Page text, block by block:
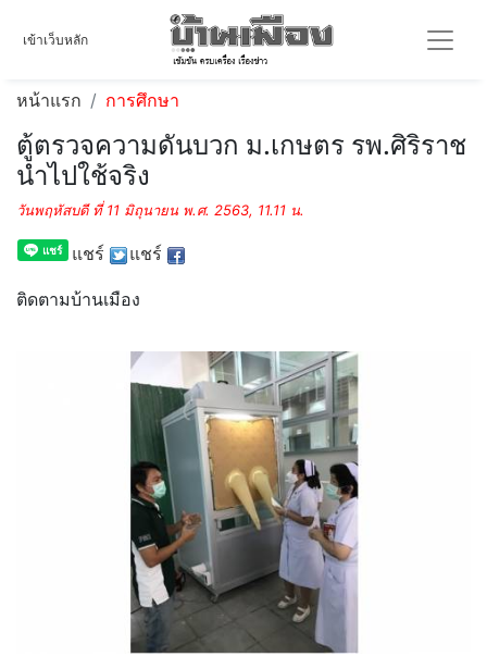
เข้าเว็บหลัก
หน้าแรก การศึกษา
ตู้ตรวจความดันบวก ม.เกษตร รพ.ศิริราช
นำไปใช้จริง
วันพฤหัสบดี ที่ 11 มิถุนายน พ.ศ. 2563, 11.11 น.
แชร์ แชร์
ติดตามบ้านเมือง